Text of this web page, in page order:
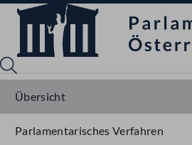
Übersicht
Parlamentarisches Verfahren